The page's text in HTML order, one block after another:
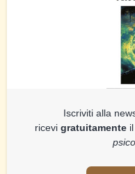
Iscriviti alla
ricevi gratuitamente